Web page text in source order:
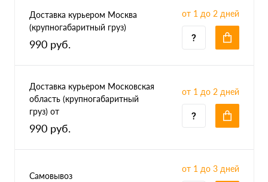
Доставка курьером Москва
(крупногабаритный груз)
990 руб.
от 1 до 2 дней
Доставка курьером Московская
область (крупногабаритный
груз) от
990 руб.
от 1 до 2 дней
Самовывоз
от 1 до 3 дней